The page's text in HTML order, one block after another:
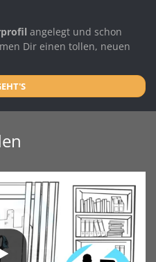
angelegt und schon
Dir einen tollen, neuen